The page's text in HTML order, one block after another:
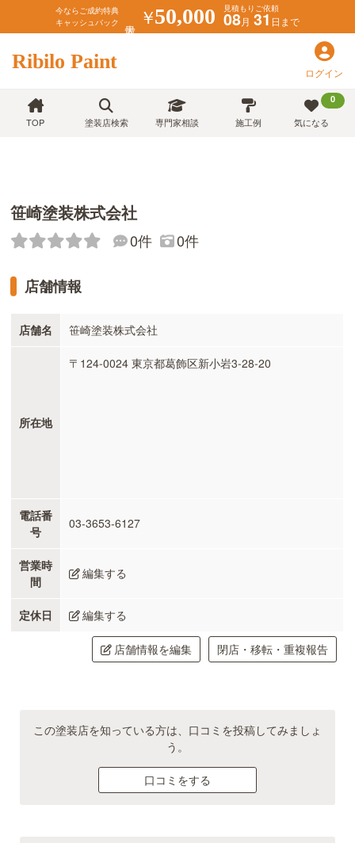
今ならご成約特典
キャッシュバック
￥50,000 見積もりご依頼
08月 31日まで
Ribilo Paint ログイン
TOP 塗装店検索 専門家相談 施工例
0
気になる
笹崎塗装株式会社
0件 0件
店舗情報
店舗名 笹崎塗装株式会社
所在地
〒124-0024 東京都葛飾区新小岩3-28-20
電話番
号
03-3653-6127
営業時
間
編集する
定休日 編集する
店舗情報を編集 閉店・移転・重複報告
この塗装店を知っている方は、口コミを投稿してみましょ
う。
口コミをする